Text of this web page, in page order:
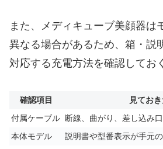
また、メディキューブ美顔器は
異なる場合があるため、箱・説
対応する充電方法を確認してお
確認項目
見てお
付属ケーブル 断線、曲がり、差し込み
本体モデル
説明書や型番表示が手元